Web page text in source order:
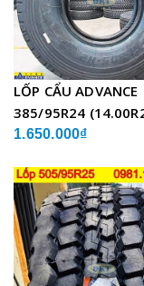
LỐP CẨU ADVANCE
385/95R24
GLB05 BỐ THÉP
1.650.000₫